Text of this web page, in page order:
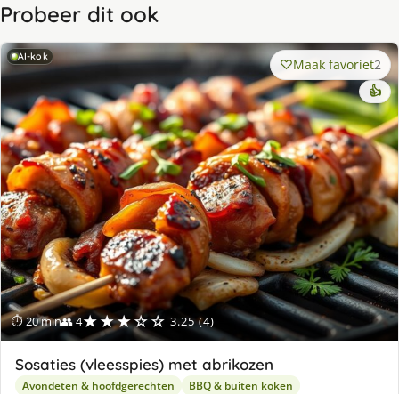
Probeer dit ook
AI-kok
⏱ 20 min👥 4★★★☆☆ 3.25 (4)
Maak favoriet2
👍
Sosaties (vleesspies) met abrikozen
Avondeten & hoofdgerechten BBQ & buiten koken